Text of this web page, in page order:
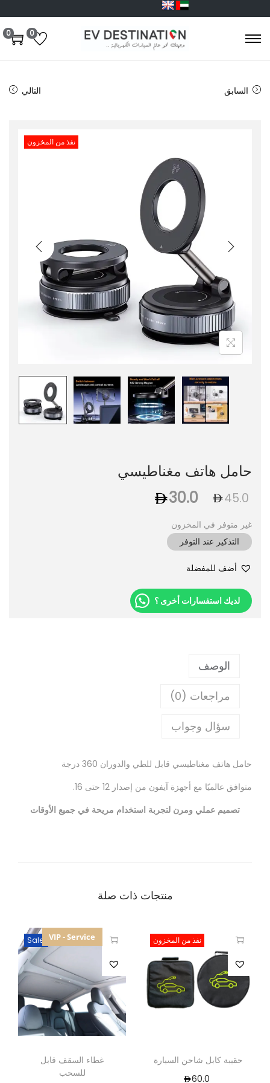
0
0
السابق التالي
نفذ من المخزون
حامل هاتف مغناطيسي
45.0
30.0
غير متوفر في المخزون
التذكير عند التوفر
أضف للمفضلة
لديك استفسارات أخرى ؟
الوصف
مراجعات (0)
سؤال وجواب
حامل هاتف مغناطيسي قابل للطي والدوران 360 درجة
منتجات ذات صلة
Sale! VIP - Service
غطاء السقف قابل
للسحب
نفذ من المخزون
حقيبة كابل شاحن السيارة
60.0